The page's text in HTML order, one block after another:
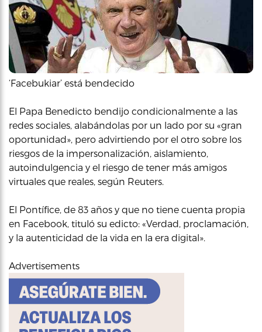
‘Facebukiar’ está bendecido
El Papa Benedicto bendijo condicionalmente a las
redes sociales, alabándolas por un lado por su «gran
oportunidad», pero advirtiendo por el otro sobre los
riesgos de la impersonalización, aislamiento,
autoindulgencia y el riesgo de tener más amigos
virtuales que reales, según Reuters.
El Pontífice, de 83 años y que no tiene cuenta propia
en Facebook, tituló su edicto: «Verdad, proclamación,
y la autenticidad de la vida en la era digital».
Advertisements